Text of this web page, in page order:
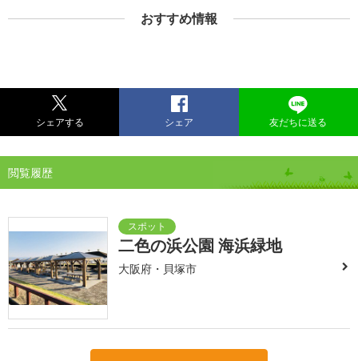
おすすめ情報
シェアする シェア 友だちに送る
閲覧履歴
二色の浜公園 海浜緑地
大阪府・貝塚市